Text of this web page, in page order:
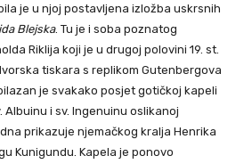
je u njoj postavljena izložba uskrsnih
Blejska. Tu je i soba poznatog
Riklija koji je u drugoj polovini 19. st.
tiskara s replikom Gutenbergova
je svakako posjet gotičkoj kapeli
i sv. Ingenuinu oslikanoj
prikazuje njemačkog kralja Henrika
Kunigundu. Kapela je ponovo